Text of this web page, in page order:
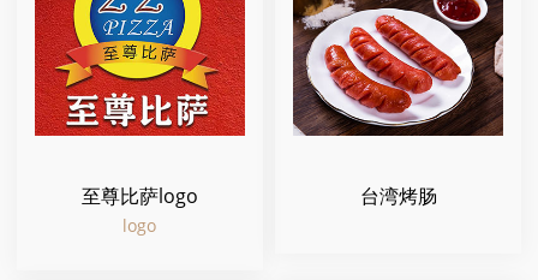
至尊比萨logo
logo
台湾烤肠